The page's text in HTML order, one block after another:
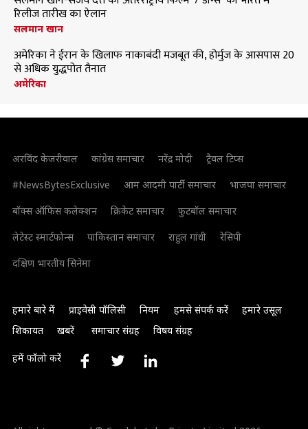
रिलीज तारीख का ऐलान
सलमान खान
अमेरिका ने ईरान के खिलाफ नाकाबंदी मजबूत की, होर्मुज के आसपास 20
से अधिक युद्धपोत तैनात
अमेरिका
अरविंद केजरीवाल कांग्रेस समाचार नरेंद्र मोदी
ट्रैवल टिप्स
#NewsBytesExclusive
आम आदमी पार्टी समाचार
भाजपा समाचार
बॉक्स ऑफिस कलेक्शन
क्रिकेट समाचार
फुटबॉल समाचार
लेटेस्ट स्मार्टफोन्स
पाकिस्तान समाचार राहुल गांधी
रेसिपी
दक्षिण भारतीय सिनेमा
हमारे बारे में प्राइवेसी पॉलिसी नियम हमसे संपर्क करें
हमारे उसूल
शिकायत
खबरें समाचार संग्रह विषय संग्रह
हमें फॉलो करें